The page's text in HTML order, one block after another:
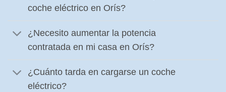
coche eléctrico en Orís?
¿Necesito aumentar la potencia
contratada en mi casa en Orís?
¿Cuánto tarda en cargarse un coche
eléctrico?